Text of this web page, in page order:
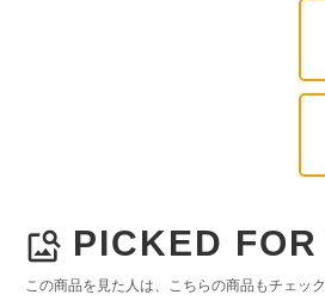
image_search PICKED FOR
この商品を見た人は、こちらの商品もチェッ